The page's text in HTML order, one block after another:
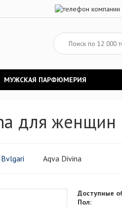
МУЖСКАЯ ПАРФЮМЕРИЯ
для женщин
Bvlgari Aqva Divina
Доступные
Пол: